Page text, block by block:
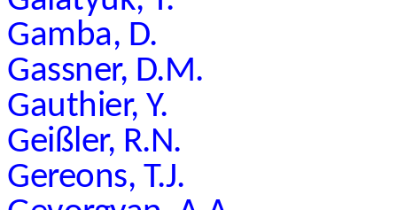
Gamba, D.
Gassner, D.M.
Gauthier, Y.
Geißler, R.N.
Gereons, T.J.